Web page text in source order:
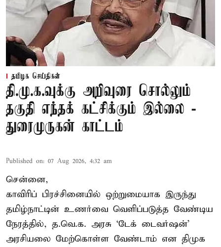
தமிழக செய்திகள்
தி.மு.க.வுக்கு அறிவுரை சொல்லும்
தகுதி எந்தக் கட்சிக்கும் இல்லை -
துரைமுருகன் காட்டம்
Published on: 07 Aug 2026, 4:32 am
சென்னை,
காவிரிப் பிரச்சினையில் ஒற்றுமையாக இருந்து
தமிழ்நாட்டின் உணர்வை வெளிப்படுத்த வேண்டிய
நேரத்தில், த.வெ.க. அரசு ‘டேக் டைவர்ஷன்’
அரசியலை மேற்கொள்ள வேண்டாம் என திமுக